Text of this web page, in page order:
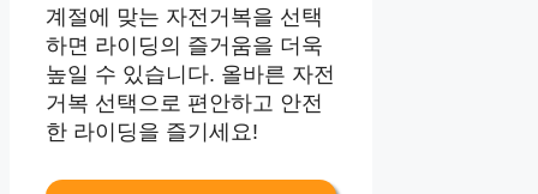
계절에 맞는 자전거복을 선택
하면 라이딩의 즐거움을 더욱
높일 수 있습니다. 올바른 자전
거복 선택으로 편안하고 안전
한 라이딩을 즐기세요!